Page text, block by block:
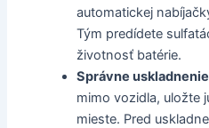
automatickej
Tým predídete
životnosť batérie.
Správne
mimo vozidla, uložte
mieste. Pred